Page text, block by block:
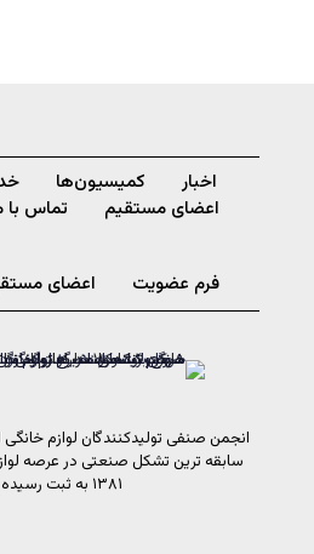
اخبار کمیسیون‌ها
اعضای مستقیم
تماس با
فرم عضویت اعضای
انجمن صنفی تولیدکنندگان لوازم خانگی
سابقه ترین تشکل صنعتی در عرصه
۱۳۸۱ به ثبت رسیده است.